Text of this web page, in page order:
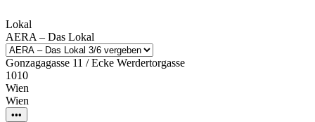
Lokal
AERA – Das Lokal
Gonzagagasse 11 / Ecke Werdertorgasse
1010
Wien
Wien
•••